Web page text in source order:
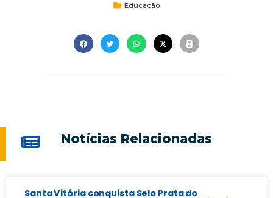
Educação
Notícias Relacionadas
Santa Vitória conquista Selo Prata do